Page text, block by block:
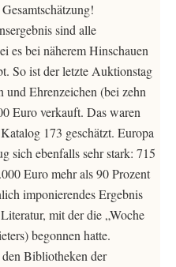
sind alle
es bei näherem Hinschauen
So ist der letzte Auktionstag
und Ehrenzeichen (bei zehn
Euro verkauft. Das waren
173 geschätzt. Europa
sich ebenfalls sehr stark: 715
Euro mehr als 90 Prozent
imponierendes Ergebnis
mit der die „Woche
begonnen hatte.
Bibliotheken der